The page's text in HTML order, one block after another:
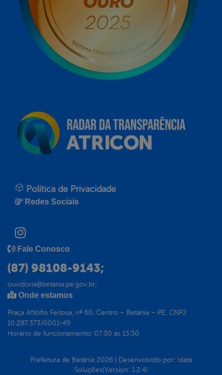
Política de Privacidade
Redes Sociais
Fale Conosco
(87) 98108-9143;
ouvidoria@betania.pe.gov.br;
Onde estamos
Praça Afilófio Feitosa, nº 60, Centro – Betânia – PE. CNPJ:
10.287.373/0001-49
Horário de funcionamento: 07:30 às 13:30
Prefeitura de Betânia 2026| Desenvolvido por: Idata
Soluções(Version: 1.2.4)